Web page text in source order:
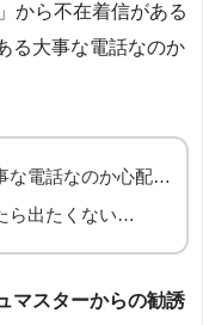
から不在着信がある
る大事な電話なのか
な電話なのか心配…
ら出たくない…
マスターからの勧誘